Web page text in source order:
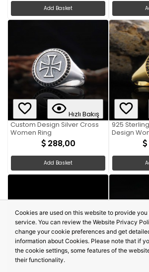
Add Basket
Hızlı Bakış
Custom Design Silver Cross
Women Ring
288,00
Add Basket
925
Design
Cookies are used on this website to provide
service. You can review the Website Privacy
change your cookie preferences and get
information about Cookies. Please note that if
the cookie settings, some features of the
their functionality.